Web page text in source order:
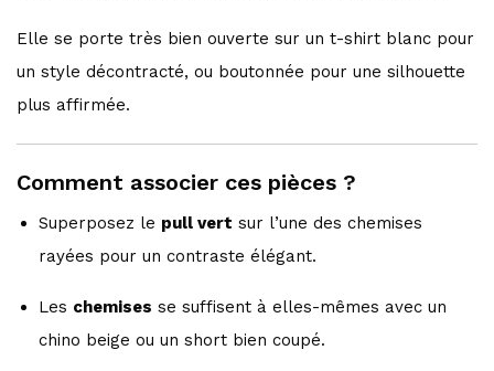
Elle se porte très bien ouverte sur un t-shirt blanc pour
un style décontracté, ou boutonnée pour une silhouette
plus affirmée.
Comment associer ces pièces ?
Superposez le pull vert sur l’une des chemises
rayées pour un contraste élégant.
Les chemises se suffisent à elles-mêmes avec un
chino beige ou un short bien coupé.